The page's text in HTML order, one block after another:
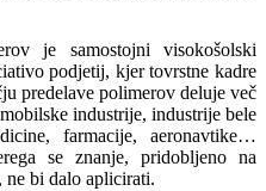
je samostojni visokošolski
podjetij, kjer tovrstne kadre
predelave polimerov deluje več
industrije, industrije bele
farmacije, aeronavtike…
se znanje, pridobljeno na
bi dalo aplicirati.